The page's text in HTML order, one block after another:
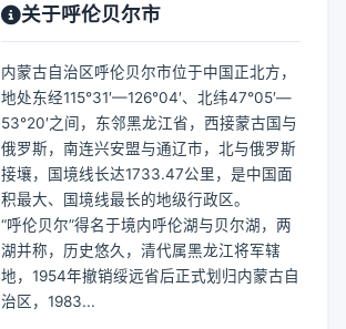
关于呼伦贝尔市
内蒙古自治区呼伦贝尔市位于中国正北方，
地处东经115°31′—126°04′、北纬47°05′—
53°20′之间，东邻黑龙江省，西接蒙古国与
俄罗斯，南连兴安盟与通辽市，北与俄罗斯
接壤，国境线长达1733.47公里，是中国面
积最大、国境线最长的地级行政区。
“呼伦贝尔”得名于境内呼伦湖与贝尔湖，两
湖并称，历史悠久，清代属黑龙江将军辖
地，1954年撤销绥远省后正式划归内蒙古自
治区，1983...